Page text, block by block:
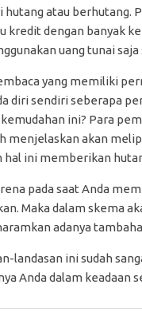
atau berhutang.
kredit dengan banyak
uang tunai saja
yang memiliki
diri sendiri seberapa
ini? Para
menjelaskan akan
hal ini memberikan
pada saat Anda
Maka dalam skema
adanya
landasan ini sudah
Anda dalam keadaan